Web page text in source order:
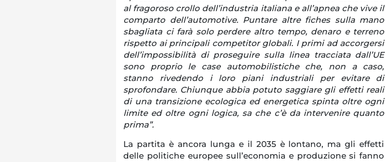
al fragoroso crollo dell’industria italiana e all’apnea che vive il
comparto dell’automotive. Puntare altre fiches sulla mano
sbagliata ci farà solo perdere altro tempo, denaro e terreno
rispetto ai principali competitor globali. I primi ad accorgersi
dell’impossibilità di proseguire sulla linea tracciata dall’UE
sono proprio le case automobilistiche che, non a caso,
stanno rivedendo i loro piani industriali per evitare di
sprofondare. Chiunque abbia potuto saggiare gli effetti reali
di una transizione ecologica ed energetica spinta oltre ogni
limite ed oltre ogni logica, sa che c’è da intervenire quanto
prima”.
La partita è ancora lunga e il 2035 è lontano, ma gli effetti
delle politiche europee sull’economia e produzione si fanno